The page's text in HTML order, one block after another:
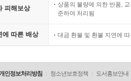
피해보상
상품의 불량에 의한 반품,
준하여 처리됨
에 따른 배상 대금 환불 및 환불 지연에
인정보처리방침 청소년보호정책 도서홍보안내